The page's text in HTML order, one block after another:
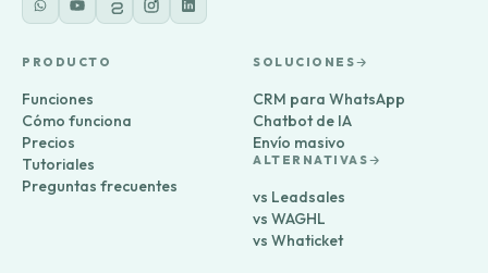
PRODUCTO
Funciones
Cómo funciona
Precios
Tutoriales
Preguntas frecuentes
SOLUCIONES
CRM para WhatsApp
Chatbot de IA
Envío masivo
ALTERNATIVAS
vs Leadsales
vs WAGHL
vs Whaticket